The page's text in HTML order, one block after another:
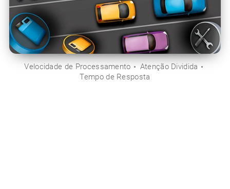
Velocidade de Processamento
Atenção Dividida
Tempo de Resposta